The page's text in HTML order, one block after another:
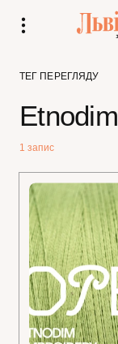
ТЕГ ПЕРЕГЛЯДУ
Etnodim
1 запис